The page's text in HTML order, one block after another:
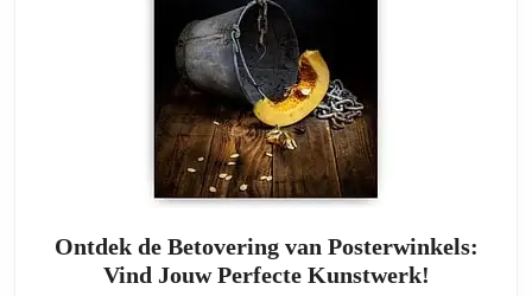
Ontdek de Betovering van Posterwinkels:
Vind Jouw Perfecte Kunstwerk!